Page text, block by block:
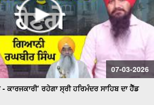
07-03-2026
ਕਾਰਜਕਾਰੀ’ ਰਹੇਗਾ ਸ੍ਰੀ ਹਰਿਮੰਦਰ ਸਾਹਿਬ ਦਾ ਹੈੱਡ